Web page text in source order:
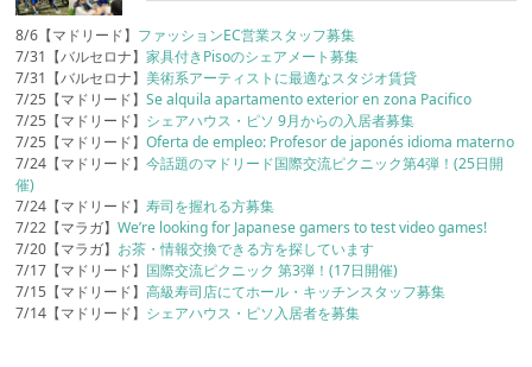
8/6【マドリード】 ファッションEC営業スタッフ募集
7/31【バルセロナ】家具付きPisoのシェアメート募集
7/31【バルセロナ】美術系アーティストに最適なスタジオ賃貸
7/25【マドリード】Se alquila apartamento exterior en zona Pacifico
7/25【マドリード】 シェアハウス・ピソ 9月からの入居者募集
7/25【マドリード】Oferta de empleo: Profesor de japonés idioma materno
7/24【マドリード】今話題のマドリード国際交流ピクニック第4弾！(25日開
催)
7/24【マドリード】寿司を握れる方募集
7/22【マラガ】We’re looking for Japanese gamers to test video games!
7/20【マラガ】 お茶・情報交換できる方を探しています
7/17【マドリード】 国際交流ピクニック 第3弾！(17日開催)
7/15【マドリード】高級寿司店にてホール・キッチンスタッフ募集
7/14【マドリード】 シェアハウス・ピソ入居者を募集